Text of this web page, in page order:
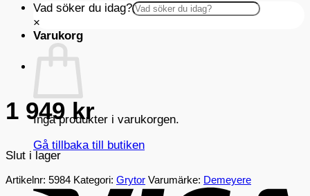
Vad söker du idag?
×
Varukorg
Inga produkter i varukorgen.
Gå tillbaka till butiken
1 949kr
Slut i lager
Artikelnr: 5984 Kategori: Grytor Varumärke: Demeyere